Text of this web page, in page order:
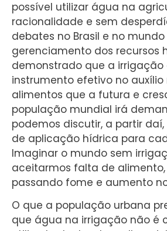
possível utilizar água na
racionalidade e sem
debates no Brasil e no
gerenciamento dos recursos
demonstrado que a irrigação
instrumento efetivo no
alimentos que a futura e
população mundial irá
podemos discutir, a partir
de aplicação hídrica para
Imaginar o mundo sem
aceitarmos falta de alimento,
passando fome e aumento
O que a população urbana
que água na irrigação não é